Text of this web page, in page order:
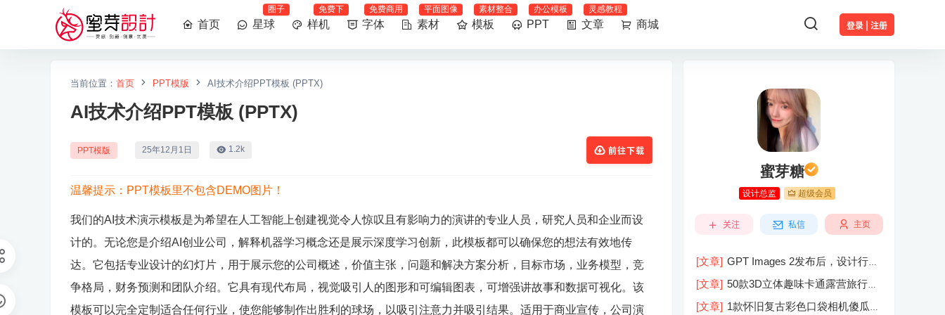
登录 | 注册
首页 星球
圈子
样机
免费下
字体
免费商用
素材
平面图像
模板
素材整合
PPT
办公模板
文章
灵感教程
商城
当前位置： 首页 PPT模版 AI技术介绍PPT模板 (PPTX)
AI技术介绍PPT模板 (PPTX)
PPT模版 25年12月1日 1.2k 前往下载
温馨提示：PPT模板里不包含DEMO图片！
我们的AI技术演示模板是为希望在人工智能上创建视觉令人惊叹且有影响力的演讲的专业人员，研究人员和企业而设
计的。无论您是介绍AI创业公司，解释机器学习概念还是展示深度学习创新，此模板都可以确保您的想法有效地传
达。它包括专业设计的幻灯片，用于展示您的公司概述，价值主张，问题和解决方案分析，目标市场，业务模型，竞
争格局，财务预测和团队介绍。它具有现代布局，视觉吸引人的图形和可编辑图表，可增强讲故事和数据可视化。该
模板可以完全定制适合任何行业，使您能够制作出胜利的球场，以吸引注意力并吸引结果。适用于商业宣传，公司演
蜜芽糖
设计总监 超级会员
关注 私信 主页
[文章] GPT Images 2发布后，设计行业
的天真的塌了？
[文章] 50款3D立体趣味卡通露营旅行度
假旅游装备插图插画PNG免抠图片素材
[文章] 1款怀旧复古彩色口袋相机傻瓜相